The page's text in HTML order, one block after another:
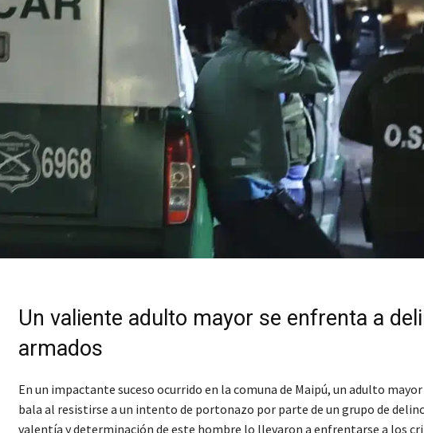
Un valiente adulto mayor se enfrenta a
armados
En un impactante suceso ocurrido en la comuna de Maipú, un adulto
bala al resistirse a un intento de portonazo por parte de un grupo de
valentía y determinación de este hombre lo llevaron a enfrentarse a los